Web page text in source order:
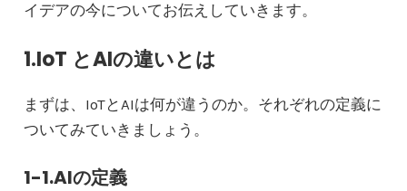
イデアの今についてお伝えしていきます。
1.IoT とAIの違いとは
まずは、IoTとAIは何が違うのか。それぞれの定義に
ついてみていきましょう。
1-1.AIの定義